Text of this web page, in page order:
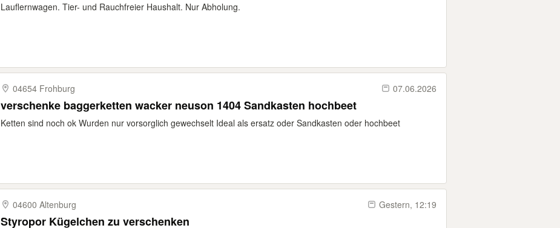
Lauflernwagen. Tier- und Rauchfreier Haushalt. Nur Abholung.
04654 Frohburg 07.06.2026
verschenke baggerketten wacker neuson 1404 Sandkasten hochbeet
Ketten sind noch ok Wurden nur vorsorglich gewechselt Ideal als ersatz oder Sandkasten oder hochbeet
04600 Altenburg Gestern, 12:19
Styropor Kügelchen zu verschenken